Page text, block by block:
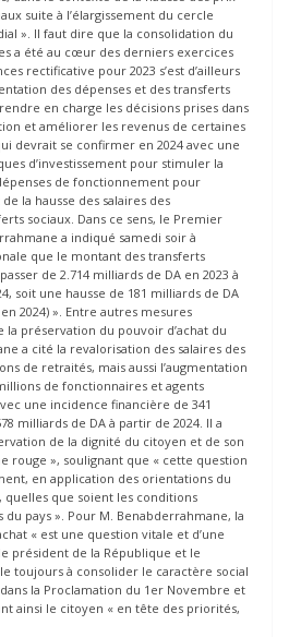
suite à l’élargissement du cercle
». Il faut dire que la consolidation du
a été au cœur des derniers exercices
rectificative pour 2023 s’est d’ailleurs
des dépenses et des transferts
en charge les décisions prises dans
et améliorer les revenus de certaines
devrait se confirmer en 2024 avec une
d’investissement pour stimuler la
de fonctionnement pour
la hausse des salaires des
sociaux. Dans ce sens, le Premier
a indiqué samedi soir à
que le montant des transferts
de 2.714 milliards de DA en 2023 à
soit une hausse de 181 milliards de DA
2024) ». Entre autres mesures
préservation du pouvoir d’achat du
a cité la revalorisation des salaires des
de retraités, mais aussi l’augmentation
de fonctionnaires et agents
une incidence financière de 341
milliards de DA à partir de 2024. Il a
de la dignité du citoyen et de son
rouge », soulignant que « cette question
en application des orientations du
que soient les conditions
pays ». Pour M. Benabderrahmane, la
« est une question vitale et d’une
président de la République et le
toujours à consolider le caractère social
la Proclamation du 1er Novembre et
ainsi le citoyen « en tête des priorités,